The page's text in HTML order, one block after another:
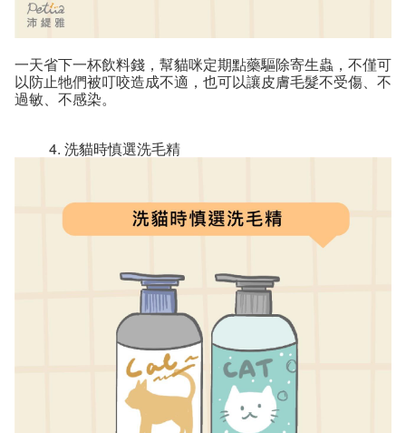
一天省下一杯飲料錢，幫貓咪定期點藥驅除寄生蟲，不僅可
以防止牠們被叮咬造成不適，也可以讓皮膚毛髮不受傷、不
過敏、不感染。
洗貓時慎選洗毛精